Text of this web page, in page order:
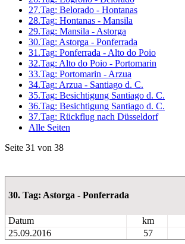
27.Tag: Belorado - Hontanas
28.Tag: Hontanas - Mansila
29.Tag: Mansila - Astorga
30.Tag: Astorga - Ponferrada
31.Tag: Ponferrada - Alto do Poio
32.Tag: Alto do Poio - Portomarin
33.Tag: Portomarin - Arzua
34.Tag: Arzua - Santiago d. C.
35.Tag: Besichtigung Santiago d. C.
36.Tag: Besichtigung Santiago d. C.
37.Tag: Rückflug nach Düsseldorf
Alle Seiten
Seite 31 von 38
30. Tag: Astorga - Ponferrada
Datum km
25.09.2016
57